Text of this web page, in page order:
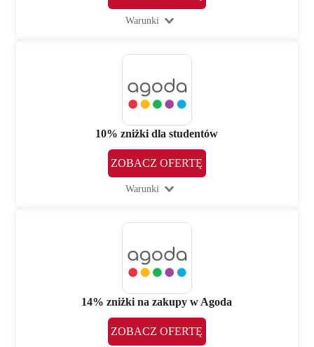
Warunki
10% zniżki dla studentów
ZOBACZ OFERTĘ
Warunki
14% zniżki na zakupy w Agoda
ZOBACZ OFERTĘ